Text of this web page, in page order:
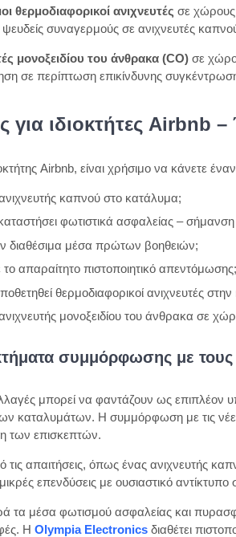
θερμοδιαφορικοί ανιχνευτές σε χώρους
συναγερμούς σε ανιχνευτές
μονοξειδίου του άνθρακα (CO) σε
σε περίπτωση επικίνδυνης
για ιδιοκτήτες Airbnb
Airbnb, είναι χρήσιμο να κάνετε
καπνού στο κατάλυμα;
φωτιστικά ασφαλείας – σήμανση
διαθέσιμα μέσα πρώτων βοηθειών;
το απαραίτητο πιστοποιητικό απεντόμωσης;
θερμοδιαφορικοί ανιχνευτές
μονοξειδίου του άνθρακα σε
συμμόρφωσης με τους
μπορεί να φαντάζουν ως επιπλέον
καταλυμάτων. Η συμμόρφωση με τις νέες
των επισκεπτών.
τις απαιτήσεις, όπως ένας ανιχνευτής
επενδύσεις με ουσιαστικό
τα μέσα φωτισμού ασφαλείας και
Η Olympia Electronics διαθέτει